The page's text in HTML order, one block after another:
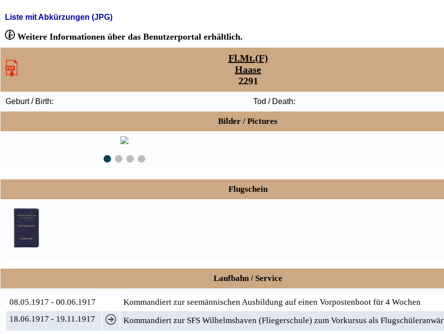
Liste mit Abkürzungen (JPG)
Weitere Informationen über das Benutzerportal erhältlich.
Fl.Mt.(F)
Haase
2291
Geburt / Birth: Tod / Death:
Bilder / Pictures
Flugschein
Laufbahn / Service
08.05.1917 - 00.06.1917
Kommandiert zur seemännischen Ausbildung auf einen Vorpostenboot für 4 Wochen
18.06.1917 - 19.11.1917
Kommandiert zur SFS Wilhelmshaven (Fliegerschule) zum Vorkursus als